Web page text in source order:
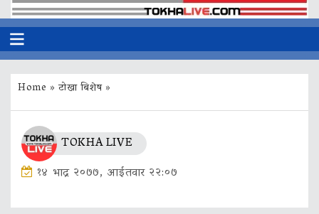
Home »टोखा बिशेष»
TOKHA LIVE
१४ भाद्र २०७७, आईतवार २२:०७